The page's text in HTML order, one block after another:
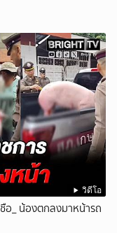
วิดีโอ
อ_ น้องตกลงมาหน้ารถ